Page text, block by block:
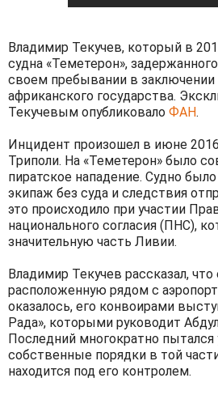
Владимир Текучев, который в
судна «Теметерон»,
своем пребывании в заключении
африканского государства.
Текучевым опубликовало ФАН.
Инцидент произошел в июне
Триполи. На «Теметерон» было
пиратское нападение. Судно было
экипаж без суда и следствия
это происходило при участии
национального согласия (ПНС),
значительную часть Ливии.
Владимир Текучев рассказал,
расположенную рядом с
оказалось, его конвоирами
Рада», которыми руководит
Последний многократно пытался
собственные порядки в той
находится под его контролем.